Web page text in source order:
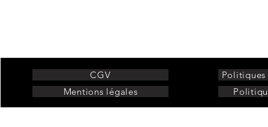
CGV
Mentions légales
Politiques